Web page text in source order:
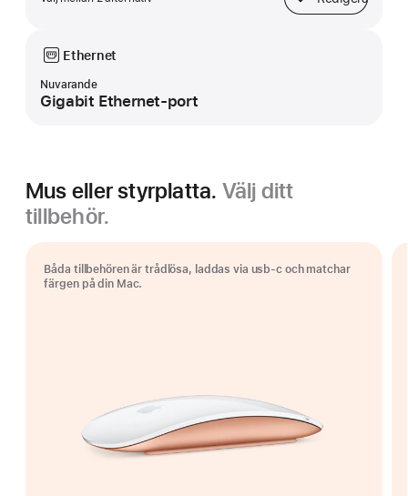
Bas
Ethernet
Nuvarande
Gigabit Ethernet-port
Mus eller styrplatta. Välj ditt
tillbehör.
Båda tillbehören är trådlösa, laddas via usb-c och matchar
färgen på din Mac.